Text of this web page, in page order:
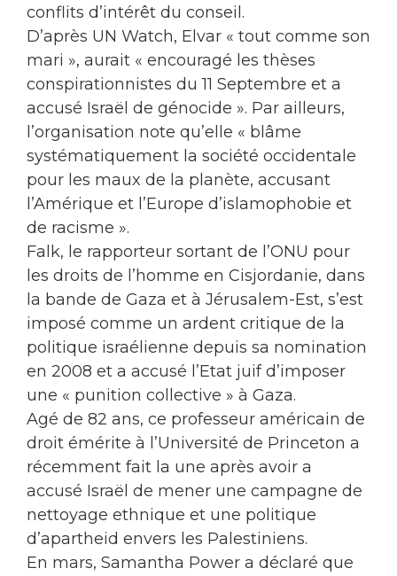
conflits d’intérêt du conseil.
D’après UN Watch, Elvar « tout comme son
mari », aurait « encouragé les thèses
conspirationnistes du 11 Septembre et a
accusé Israël de génocide ». Par ailleurs,
l’organisation note qu’elle « blâme
systématiquement la société occidentale
pour les maux de la planète, accusant
l’Amérique et l’Europe d’islamophobie et
de racisme ».
Falk, le rapporteur sortant de l’ONU pour
les droits de l’homme en Cisjordanie, dans
la bande de Gaza et à Jérusalem-Est, s’est
imposé comme un ardent critique de la
politique israélienne depuis sa nomination
en 2008 et a accusé l’Etat juif d’imposer
une « punition collective » à Gaza.
Agé de 82 ans, ce professeur américain de
droit émérite à l’Université de Princeton a
récemment fait la une après avoir a
accusé Israël de mener une campagne de
nettoyage ethnique et une politique
d’apartheid envers les Palestiniens.
En mars, Samantha Power a déclaré que